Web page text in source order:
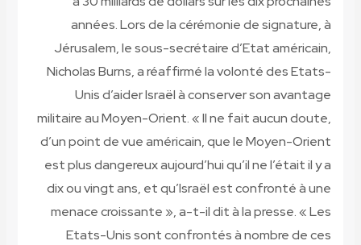
années. Lors de la cérémonie de signature, à
Jérusalem, le sous-secrétaire d’Etat américain,
Nicholas Burns, a réaffirmé la volonté des Etats-
Unis d’aider Israël à conserver son avantage
militaire au Moyen-Orient. « Il ne fait aucun doute,
d’un point de vue américain, que le Moyen-Orient
est plus dangereux aujourd’hui qu’il ne l’était il y a
dix ou vingt ans, et qu’Israël est confronté à une
menace croissante », a-t-il dit à la presse. « Les
Etats-Unis sont confrontés à nombre de ces